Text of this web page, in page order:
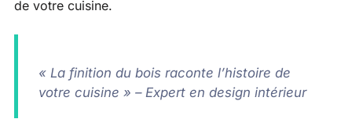
de votre cuisine.
« La finition du bois raconte l’histoire de
votre cuisine » – Expert en design intérieur